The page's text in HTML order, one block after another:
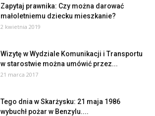
Zapytaj prawnika: Czy można darować
małoletniemu dziecku mieszkanie?
2 kwietnia 2019
Wizytę w Wydziale Komunikacji i Transportu
w starostwie można umówić przez...
21 marca 2017
Tego dnia w Skarżysku: 21 maja 1986
wybuchł pożar w Benzylu....